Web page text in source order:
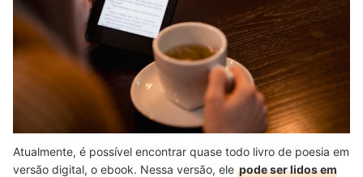
Atualmente, é possível encontrar quase todo livro de poesia em
versão digital, o ebook. Nessa versão, ele pode ser lidos em